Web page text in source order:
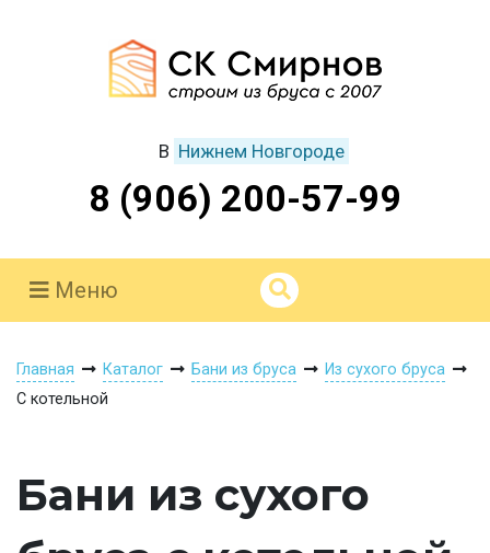
В Нижнем Новгороде
8 (906) 200-57-99
Меню
Главная Каталог Бани из бруса
Из сухого бруса
С котельной
Бани из сухого